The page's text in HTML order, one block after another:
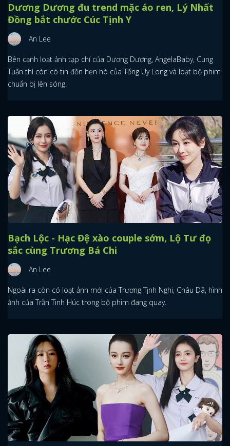
Dương Dương đu trend mặc áo ren, Lý Nhất
Đồng bắt chước Cúc Tịnh Y
An Lee
Bên cạnh loạt ảnh tạp chí của Dương Dương, AngelaBaby, Cung
Tuấn thì còn có tin đồn hẹn hò của Tống Uy Long và loạt bộ phim
chuẩn bị lên sóng.
Bạch Lộc - Hạc Đệ xào couple sớm, Lộ Tư đọ
sắc cùng Trương Bá Chi
An Lee
Ngoài ra còn có loạt ảnh mới của Trương Tịnh Nghi, Châu Dã, hình
ảnh của Trần Tinh Húc trong bộ phim đang quay.